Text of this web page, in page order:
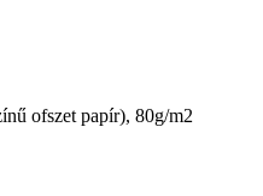
ofszet papír), 80g/m2